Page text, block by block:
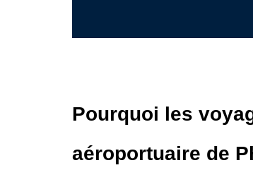
Pourquoi les
aéroportuaire de